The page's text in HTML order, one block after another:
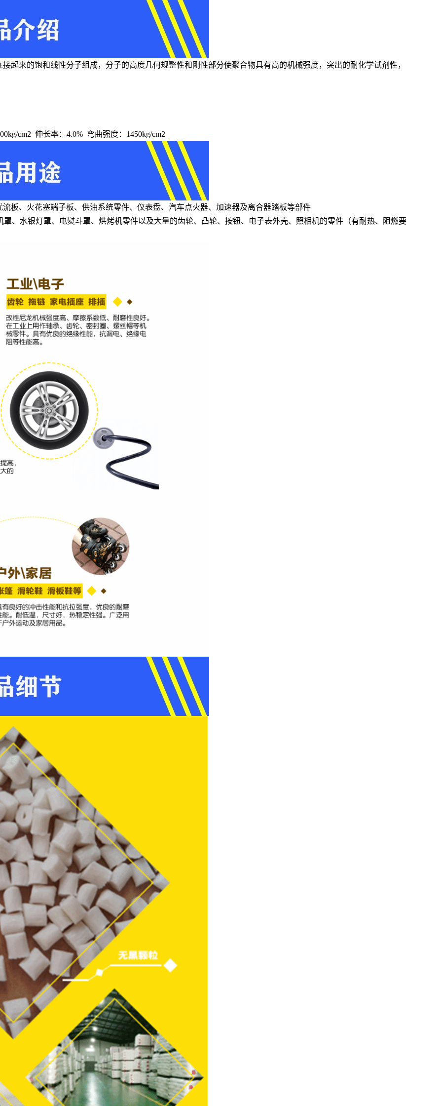
起来的饱和线性分子组成，分子的高度几何规整性和刚性部分使聚合物具有高的机械强度，突出的耐化学试剂性，
cm2 伸长率：4.0% 弯曲强度：1450kg/cm2
板、火花塞端子板、供油系统零件、仪表盘、汽车点火器、加速器及离合器踏板等部件
、水银灯罩、电熨斗罩、烘烤机零件以及大量的齿轮、凸轮、按钮、电子表外壳、照相机的零件（有耐热、阻燃要